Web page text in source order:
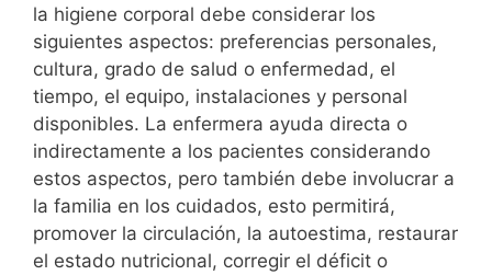
la higiene corporal debe considerar los
siguientes aspectos: preferencias personales,
cultura, grado de salud o enfermedad, el
tiempo, el equipo, instalaciones y personal
disponibles. La enfermera ayuda directa o
indirectamente a los pacientes considerando
estos aspectos, pero también debe involucrar a
la familia en los cuidados, esto permitirá,
promover la circulación, la autoestima, restaurar
el estado nutricional, corregir el déficit o